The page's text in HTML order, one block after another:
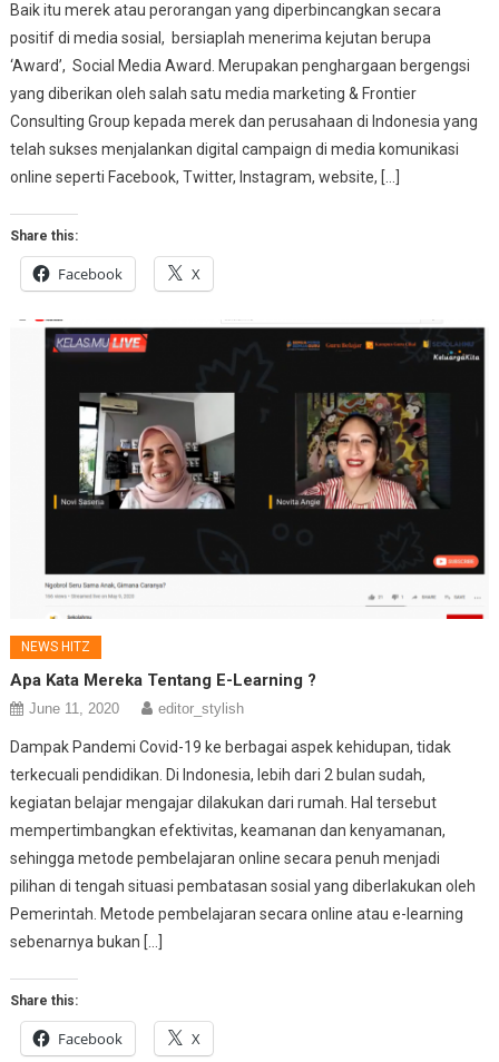
Baik itu merek atau perorangan yang diperbincangkan secara
positif di media sosial, bersiaplah menerima kejutan berupa
‘Award’, Social Media Award. Merupakan penghargaan bergengsi
yang diberikan oleh salah satu media marketing & Frontier
Consulting Group kepada merek dan perusahaan di Indonesia yang
telah sukses menjalankan digital campaign di media komunikasi
online seperti Facebook, Twitter, Instagram, website, […]
Share this:
Facebook X
NEWS HITZ
Apa Kata Mereka Tentang E-Learning ?
June 11, 2020 editor_stylish
Dampak Pandemi Covid-19 ke berbagai aspek kehidupan, tidak
terkecuali pendidikan. Di Indonesia, lebih dari 2 bulan sudah,
kegiatan belajar mengajar dilakukan dari rumah. Hal tersebut
mempertimbangkan efektivitas, keamanan dan kenyamanan,
sehingga metode pembelajaran online secara penuh menjadi
pilihan di tengah situasi pembatasan sosial yang diberlakukan oleh
Pemerintah. Metode pembelajaran secara online atau e-learning
sebenarnya bukan […]
Share this:
Facebook X